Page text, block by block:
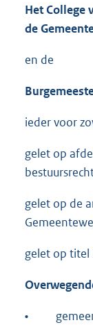
Het College
de
en de
ieder voor
gelet op
gelet op de
gelet op titel
•